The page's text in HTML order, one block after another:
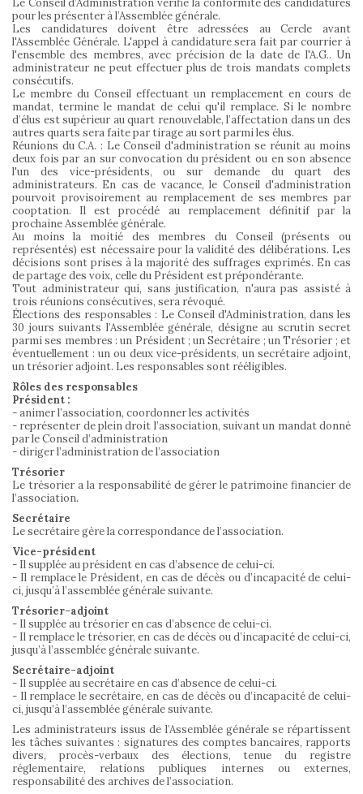
Le Conseil d’Administration vérifie la conformité des candidatures
pour les présenter à l’Assemblée générale.
Les candidatures doivent être adressées au Cercle avant
l'Assemblée Générale. L'appel à candidature sera fait par courrier à
l'ensemble des membres, avec précision de la date de l'A.G.. Un
administrateur ne peut effectuer plus de trois mandats complets
consécutifs.
Le membre du Conseil effectuant un remplacement en cours de
mandat, termine le mandat de celui qu'il remplace. Si le nombre
d’élus est supérieur au quart renouvelable, l’affectation dans un des
autres quarts sera faite par tirage au sort parmi les élus.
Réunions du C.A. : Le Conseil d'administration se réunit au moins
deux fois par an sur convocation du président ou en son absence
l'un des vice-présidents, ou sur demande du quart des
administrateurs. En cas de vacance, le Conseil d'administration
pourvoit provisoirement au remplacement de ses membres par
cooptation. Il est procédé au remplacement définitif par la
prochaine Assemblée générale.
Au moins la moitié des membres du Conseil (présents ou
représentés) est nécessaire pour la validité des délibérations. Les
décisions sont prises à la majorité des suffrages exprimés. En cas
de partage des voix, celle du Président est prépondérante.
Tout administrateur qui, sans justification, n'aura pas assisté à
trois réunions consécutives, sera révoqué.
Élections des responsables : Le Conseil d'Administration, dans les
30 jours suivants l’Assemblée générale, désigne au scrutin secret
parmi ses membres : un Président ; un Secrétaire ; un Trésorier ; et
éventuellement : un ou deux vice-présidents, un secrétaire adjoint,
un trésorier adjoint. Les responsables sont rééligibles.
Rôles des responsables
Président :
- animer l’association, coordonner les activités
- représenter de plein droit l’association, suivant un mandat donné
par le Conseil d’administration
- diriger l’administration de l’association
Trésorier
Le trésorier a la responsabilité de gérer le patrimoine financier de
l’association.
Secrétaire
Le secrétaire gère la correspondance de l’association.
Vice-président
- Il supplée au président en cas d’absence de celui-ci.
- Il remplace le Président, en cas de décès ou d’incapacité de celui-
ci, jusqu’à l’assemblée générale suivante.
Trésorier-adjoint
- Il supplée au trésorier en cas d’absence de celui-ci.
- Il remplace le trésorier, en cas de décès ou d’incapacité de celui-ci,
jusqu’à l’assemblée générale suivante.
Secrétaire-adjoint
- Il supplée au secrétaire en cas d’absence de celui-ci.
- Il remplace le secrétaire, en cas de décès ou d’incapacité de celui-
ci, jusqu’à l’assemblée générale suivante.
Les administrateurs issus de l’Assemblée générale se répartissent
les tâches suivantes : signatures des comptes bancaires, rapports
divers, procès-verbaux des élections, tenue du registre
réglementaire, relations publiques internes ou externes,
responsabilité des archives de l’association.